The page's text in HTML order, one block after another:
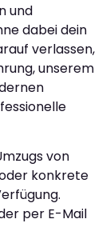
und
dabei dein
verlassen,
unserem
von
konkrete
per E-Mail